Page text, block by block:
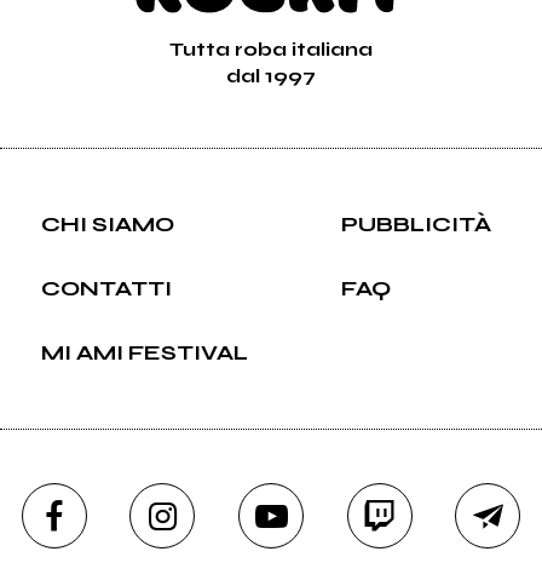
Tutta roba italiana
dal 1997
CHI SIAMO PUBBLICITÀ
CONTATTI FAQ
MI AMI FESTIVAL